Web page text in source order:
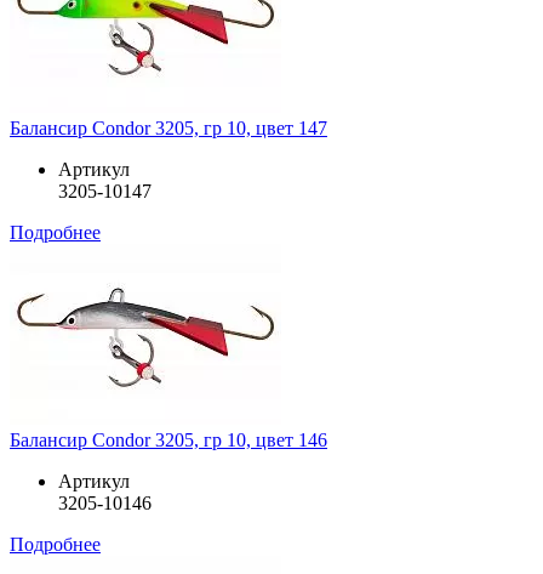
Балансир Condor 3205, гр 10, цвет 147
Артикул
3205-10147
Подробнее
Балансир Condor 3205, гр 10, цвет 146
Артикул
3205-10146
Подробнее